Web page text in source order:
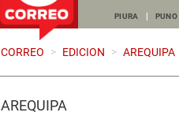
PIURA PUNO
CORREO > EDICION > AREQUIPA
AREQUIPA